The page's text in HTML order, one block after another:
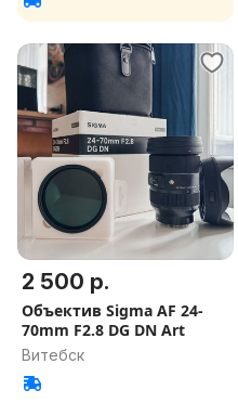
2 500 р.
Объектив Sigma AF 24-
70mm F2.8 DG DN Art
Витебск